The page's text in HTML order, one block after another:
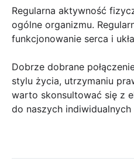
Regularna aktywność
ogólne organizmu.
funkcjonowanie serca i
Dobrze dobrane
stylu życia, utrzymaniu
warto skonsultować się z
do naszych indiwidualnych